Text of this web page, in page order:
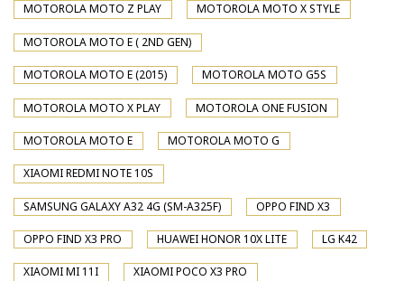
MOTOROLA MOTO Z PLAY MOTOROLA MOTO X STYLE
MOTOROLA MOTO E ( 2ND GEN)
MOTOROLA MOTO E (2015) MOTOROLA MOTO G5S
MOTOROLA MOTO X PLAY MOTOROLA ONE FUSION
MOTOROLA MOTO E MOTOROLA MOTO G
XIAOMI REDMI NOTE 10S
SAMSUNG GALAXY A32 4G (SM-A325F) OPPO FIND X3
OPPO FIND X3 PRO HUAWEI HONOR 10X LITE LG K42
XIAOMI MI 11I XIAOMI POCO X3 PRO